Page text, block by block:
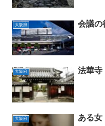
大阪府 会議の
大阪府 法華
大阪府 ある女